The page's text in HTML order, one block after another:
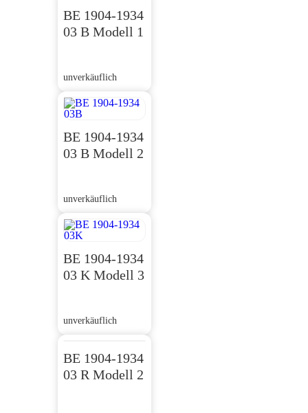
BE 1904-1934
03 B Modell 1
unverkäuflich
BE 1904-1934
03 B Modell 2
unverkäuflich
BE 1904-1934
03 K Modell 3
unverkäuflich
BE 1904-1934
03 R Modell 2